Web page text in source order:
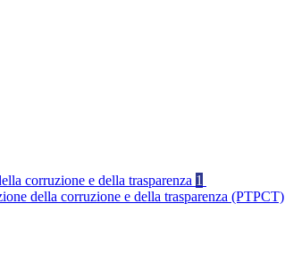
corruzione e della trasparenza 1
della corruzione e della trasparenza (PTPCT)